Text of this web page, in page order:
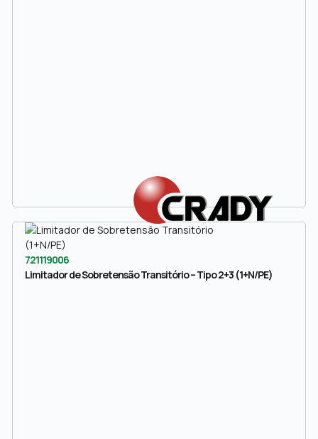
721119006
Limitador de Sobretensão Transitório – Tipo 2+3 (1+N/PE)